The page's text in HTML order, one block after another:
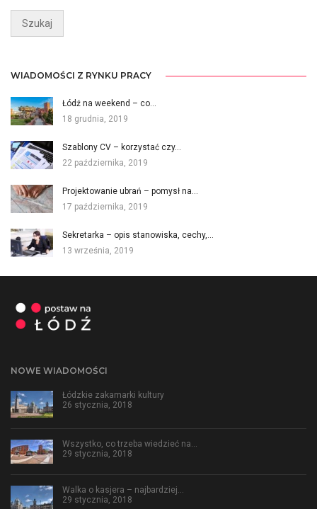
WIADOMOŚCI Z RYNKU PRACY
Łódź na weekend – co…
18 grudnia, 2019
Szablony CV – korzystać czy…
22 października, 2019
Projektowanie ubrań – pomysł na…
17 października, 2019
Sekretarka – opis stanowiska, cechy,…
13 września, 2019
NOWE WIADOMOŚCI
Łódzkie zakamarki kultury
26 stycznia, 2018
Wszystko, co trzeba wiedzieć na…
29 stycznia, 2018
Walka o kasjera – najbardziej…
29 stycznia, 2018